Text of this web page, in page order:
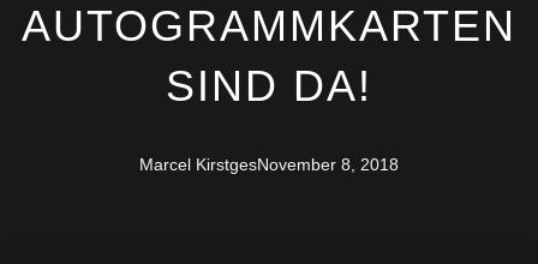
AUTOGRAMMKARTEN
SIND DA!
Marcel KirstgesNovember 8, 2018